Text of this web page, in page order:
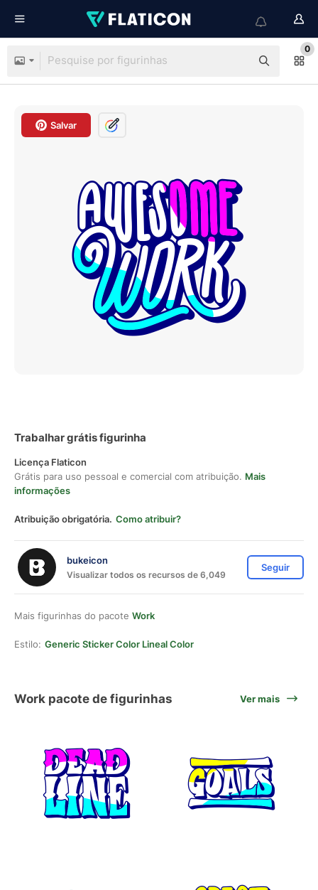
0
Salvar
Trabalhar grátis figurinha
Licença Flaticon
Grátis para uso pessoal e comercial com atribuição. Mais
informações
Atribuição obrigatória. Como atribuir?
bukeicon
Visualizar todos os recursos de 6,049
Seguir
Mais figurinhas do pacote Work
Estilo: Generic Sticker Color Lineal Color
Work pacote de figurinhas Ver mais